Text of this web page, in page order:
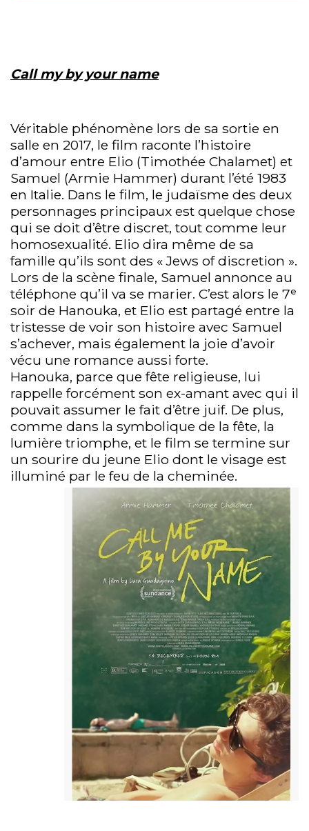
Call my by your name
Véritable phénomène lors de sa sortie en
salle en 2017, le film raconte l’histoire
d’amour entre Elio (Timothée Chalamet) et
Samuel (Armie Hammer) durant l’été 1983
en Italie. Dans le film, le judaïsme des deux
personnages principaux est quelque chose
qui se doit d’être discret, tout comme leur
homosexualité. Elio dira même de sa
famille qu’ils sont des « Jews of discretion ».
Lors de la scène finale, Samuel annonce au
téléphone qu’il va se marier. C’est alors le 7ᵉ
soir de Hanouka, et Elio est partagé entre la
tristesse de voir son histoire avec Samuel
s’achever, mais également la joie d’avoir
vécu une romance aussi forte.
Hanouka, parce que fête religieuse, lui
rappelle forcément son ex-amant avec qui il
pouvait assumer le fait d’être juif. De plus,
comme dans la symbolique de la fête, la
lumière triomphe, et le film se termine sur
un sourire du jeune Elio dont le visage est
illuminé par le feu de la cheminée.